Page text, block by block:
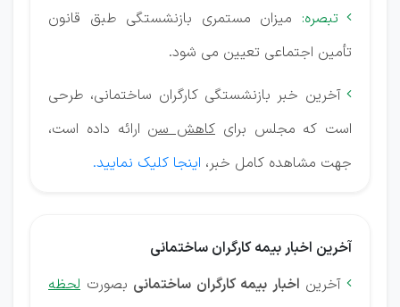
 تبصره: میزان مستمری بازنشستگی طبق قانون
تأمین اجتماعی تعیین می ‌شود.
 آخرین خبر بازنشستگی کارگران ساختمانی، طرحی
است که مجلس برای کاهش سن ارائه داده است،
جهت مشاهده کامل خبر، اینجا کلیک نمایید.
آخرین اخبار بیمه کارگران ساختمانی
 آخرین اخبار بیمه کارگران ساختمانی بصورت لحظه